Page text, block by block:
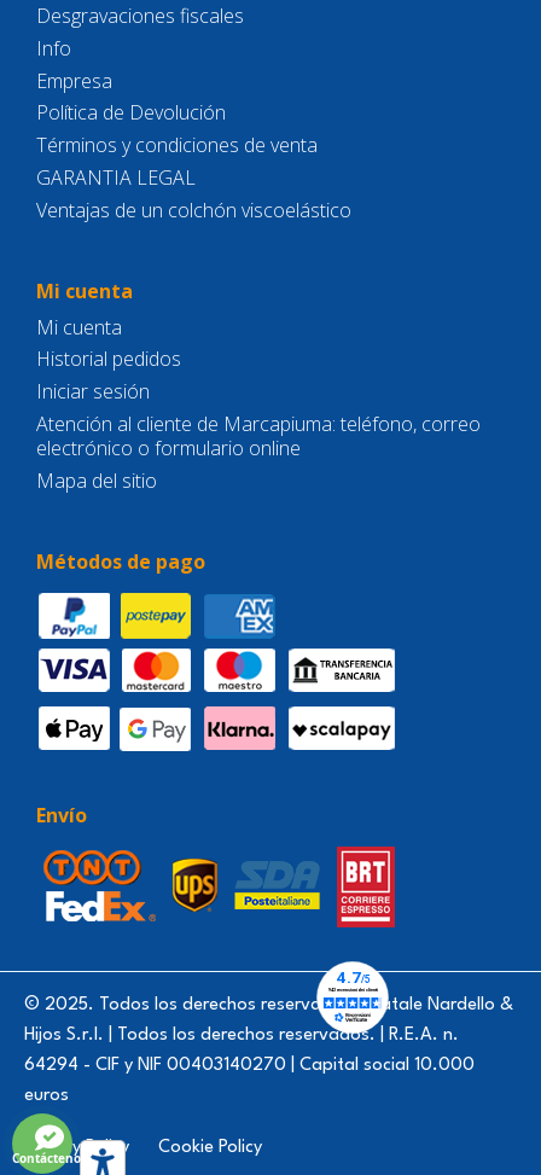
Desgravaciones fiscales
Info
Empresa
Política de Devolución
Términos y condiciones de venta
GARANTIA LEGAL
Ventajas de un colchón viscoelástico
Mi cuenta
Mi cuenta
Historial pedidos
Iniciar sesión
Atención al cliente de Marcapiuma: teléfono, correo
electrónico o formulario online
Mapa del sitio
Métodos de pago
Envío
© 2025. Todos los derechos reservados - Natale Nardello &
Hijos S.r.l. | Todos los derechos reservados. | R.E.A. n.
64294 - CIF y NIF 00403140270 | Capital social 10.000
euros
Privacy Policy Cookie Policy
Contáctenos